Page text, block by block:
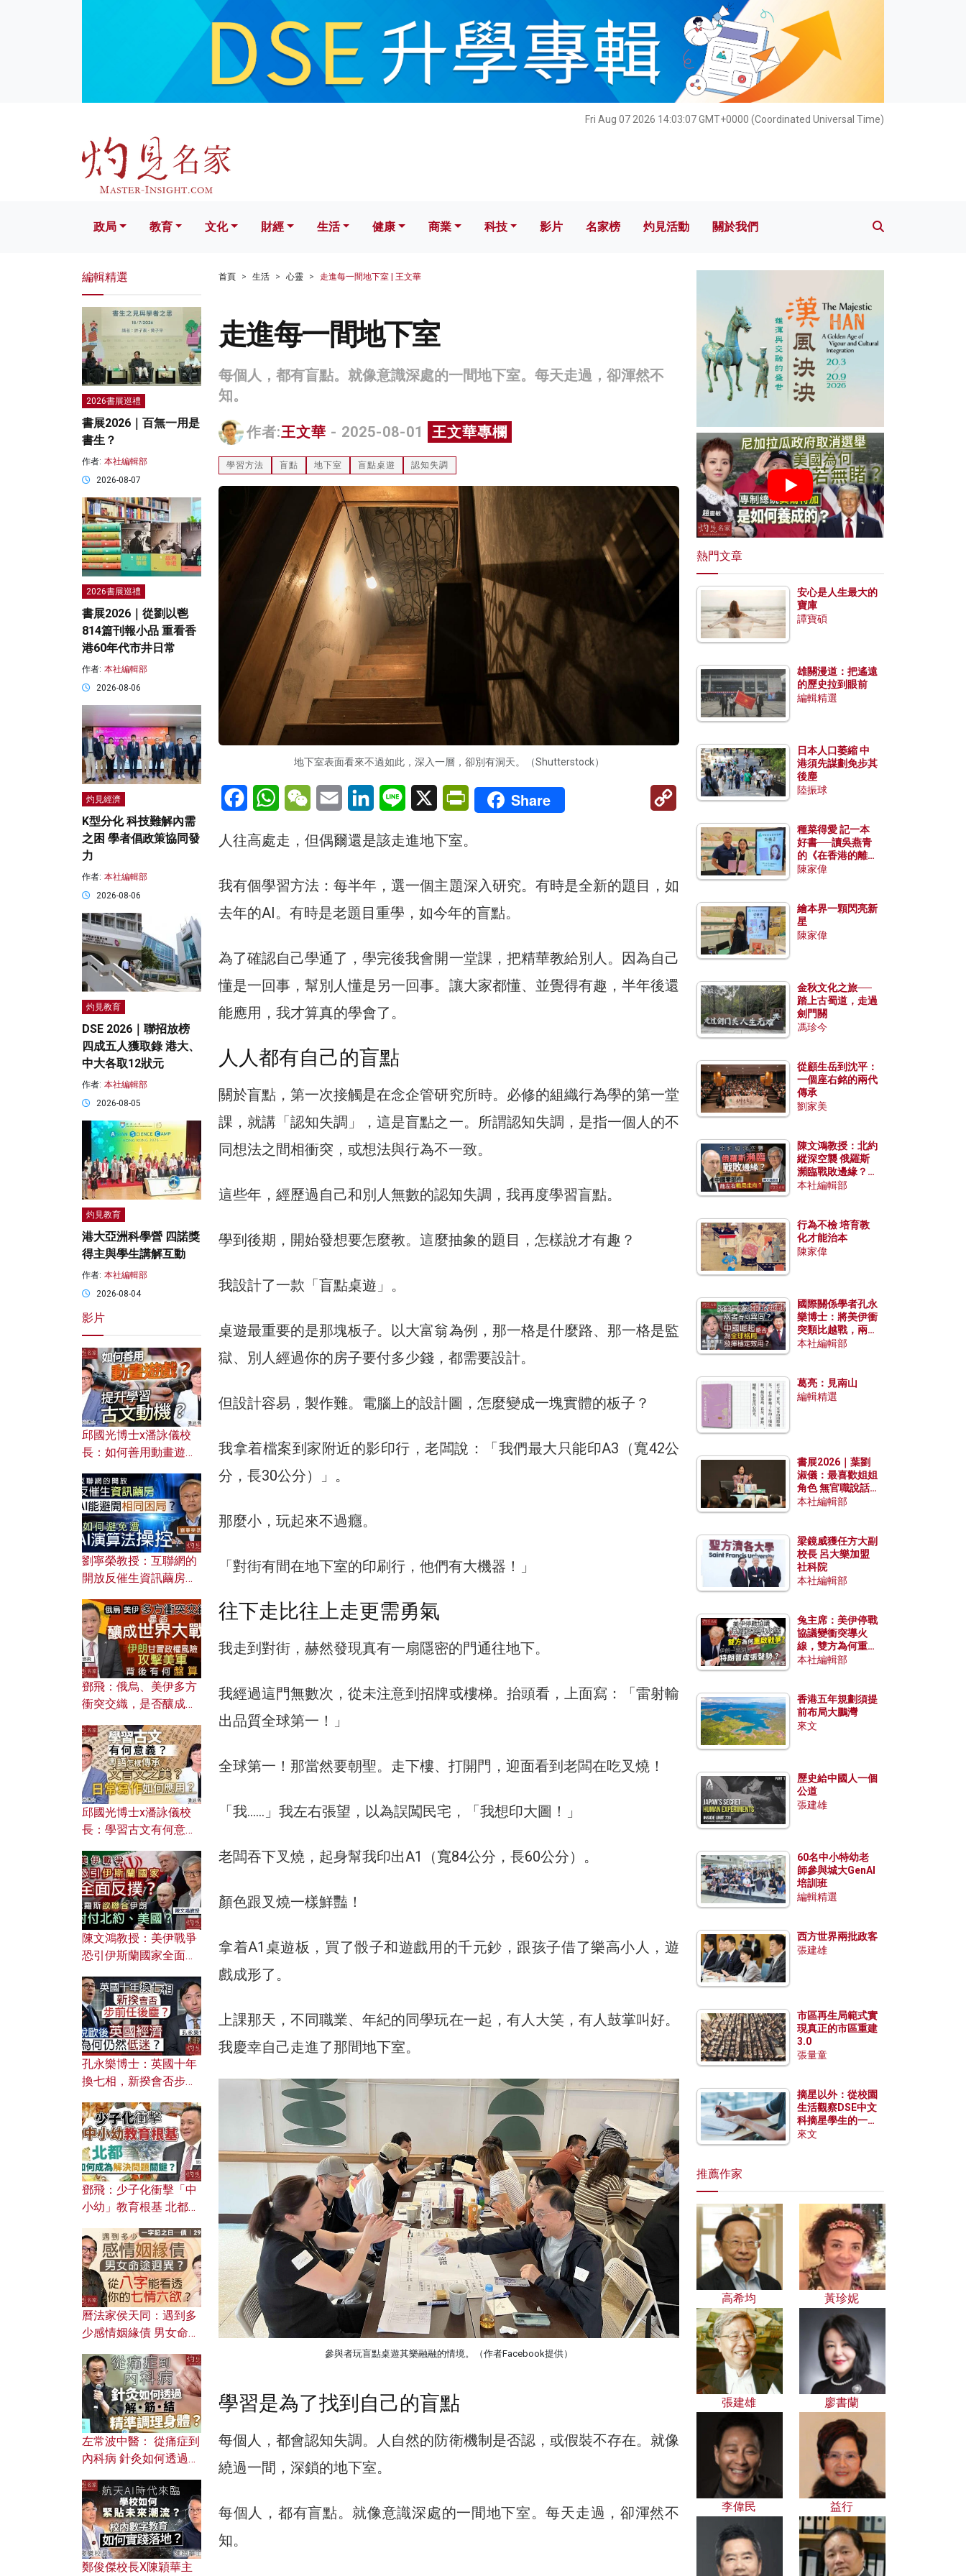
Fri Aug 07 2026 14:03:08 GMT+0000 (Coordinated Universal Time)
文化 財經 生活 健康 科技 影片 名家榜 灼見活動 關於我們
政局 教育 文化 財經 生活 健康 商業 科技 影片 名家榜 灼見活動 關於我們
首頁 生活 心靈 走進每一間地下室 | 王文華
走進每一間地下室
每個人，都有盲點。就像意識深處的一間地下室。每天走過，卻渾然不
知。
作者:王文華 - 2025-08-01 王文華專欄
學習方法 盲點 地下室 盲點桌遊 認知失調
地下室表面看來不過如此，深入一層，卻別有洞天。（Shutterstock）
FacebookWhatsAppWeChatEmail LinkedInLine X PrintFriendly
Share
Copy
Link
人往高處走，但偶爾還是該走進地下室。
我有個學習方法：每半年，選一個主題深入研究。有時是全新的題目，如
去年的AI。有時是老題目重學，如今年的盲點。
為了確認自己學通了，學完後我會開一堂課，把精華教給別人。因為自己
懂是一回事，幫別人懂是另一回事。讓大家都懂、並覺得有趣，半年後還
能應用，我才算真的學會了。
人人都有自己的盲點
關於盲點，第一次接觸是在念企管研究所時。必修的組織行為學的第一堂
課，就講「認知失調」，這是盲點之一。所謂認知失調，是指一個人的不
同想法之間相衝突，或想法與行為不一致。
這些年，經歷過自己和別人無數的認知失調，我再度學習盲點。
學到後期，開始發想要怎麼教。這麼抽象的題目，怎樣說才有趣？
我設計了一款「盲點桌遊」。
桌遊最重要的是那塊板子。以大富翁為例，那一格是什麼路、那一格是監
獄、別人經過你的房子要付多少錢，都需要設計。
但設計容易，製作難。電腦上的設計圖，怎麼變成一塊實體的板子？
我拿着檔案到家附近的影印行，老闆說：「我們最大只能印A3（寬42公
分，長30公分）」。
那麼小，玩起來不過癮。
「對街有間在地下室的印刷行，他們有大機器！」
往下走比往上走更需勇氣
我走到對街，赫然發現真有一扇隱密的門通往地下。
我經過這門無數次，從未注意到招牌或樓梯。抬頭看，上面寫：「雷射輸
出品質全球第一！」
全球第一！那當然要朝聖。走下樓、打開門，迎面看到老闆在吃叉燒！
「我……」我左右張望，以為誤闖民宅，「我想印大圖！」
老闆吞下叉燒，起身幫我印出A1（寬84公分，長60公分）。
顏色跟叉燒一樣鮮豔！
拿着A1桌遊板，買了骰子和遊戲用的千元鈔，跟孩子借了樂高小人，遊
戲成形了。
上課那天，不同職業、年紀的同學玩在一起，有人大笑，有人鼓掌叫好。
我慶幸自己走進了那間地下室。
參與者玩盲點桌遊其樂融融的情境。（作者Facebook提供）
學習是為了找到自己的盲點
每個人，都會認知失調。人自然的防衛機制是否認，或假裝不存在。就像
繞過一間，深鎖的地下室。
每個人，都有盲點。就像意識深處的一間地下室。每天走過，卻渾然不
知。
編輯精選
2026書展巡禮
書展2026｜百無一用是
書生？
作者: 本社編輯部
2026-08-07
2026書展巡禮
書展2026｜從劉以鬯
814篇刊報小品 重看香
港60年代市井日常
作者: 本社編輯部
2026-08-06
灼見經濟
K型分化 科技難解內需
之困 學者倡政策協同發
力
作者: 本社編輯部
2026-08-06
灼見教育
DSE 2026｜聯招放榜
四成五人獲取錄 港大、
中大各取12狀元
作者: 本社編輯部
2026-08-05
灼見教育
港大亞洲科學營 四諾獎
得主與學生講解互動
作者: 本社編輯部
2026-08-04
影片
邱國光博士x潘詠儀校
長：如何善用動畫遊戲
劉寧榮教授：互聯網的
開放反催生資訊繭房，
何避免遭AI演算法操
控？
鄧飛：俄烏、美伊多方
衝突交織，是否釀成世
風險攻擊美軍，背後有
何盤算？
邱國光博士x潘詠儀校
長：學習古文有何意
文之美？ 日常寫作如何
應用？
陳文鴻教授：美伊戰爭
恐引伊斯蘭國家全面反
對付北約美國？
孔永樂博士：英國十年
換七相，新揆會否步前
濟為何仍然低迷？
鄧飛：少子化衝擊「中
小幼」教育根基 北都如
曆法家侯天同：遇到多
少感情姻緣債 男女命途
的七情六欲？
左常波中醫： 從痛症到
內科病 針灸如何透過解
鄭俊傑校長X陳穎華主
熱門文章
安心是人生最大的
寶庫
譚寶碩
雄關漫道：把遙遠
的歷史拉到眼前
編輯精選
日本人口萎縮 中
港須先謀劃免步其
後塵
陸振球
種菜得愛 記一本
好書──讀吳燕青
的《在香港的離島
種菜》
陳家偉
繪本界一顆閃亮新
星
陳家偉
金秋文化之旅──
踏上古蜀道，走過
劍門關
馮珍今
從顧生岳到沈平：
一個座右銘的兩代
傳承
劉家美
陳文鴻教授：北約
縱深空襲 俄羅斯
瀕臨戰敗邊緣？中
國零部件能左右戰
本社編輯部
行為不檢 培育教
化才能治本
陳家偉
國際關係學者孔永
樂博士：將美伊衝
突類比越戰，兩者
有何異同？中國崛
本社編輯部
葛亮：見南山
編輯精選
書展2026｜葉劉
淑儀：最喜歡姐姐
角色 無官職說話
包袱少
本社編輯部
梁鏡威獲任方大副
校長 呂大樂加盟
社科院
本社編輯部
兔主席：美伊停戰
協議變衝突導火
線，雙方為何重啟
戰爭？伊朗一早洞
本社編輯部
香港五年規劃須提
前布局大鵬灣
來文
歷史給中國人一個
公道
張建雄
60名中小特幼老
師參與城大GenAI
培訓班
編輯精選
西方世界兩批政客
張建雄
市區再生局範式實
現真正的市區重建
3.0
張量童
摘星以外：從校園
生活觀察DSE中文
科摘星學生的一點
特質
來文
推薦作家
高希均 黃珍妮
張建雄 廖書蘭
李偉民 益行